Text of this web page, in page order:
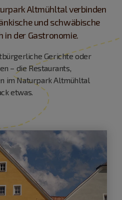
Altmühltal verbinden
und schwäbische
in der Gastronomie.
Gerichte oder
– die Restaurants,
im Naturpark Altmühltal
etwas.